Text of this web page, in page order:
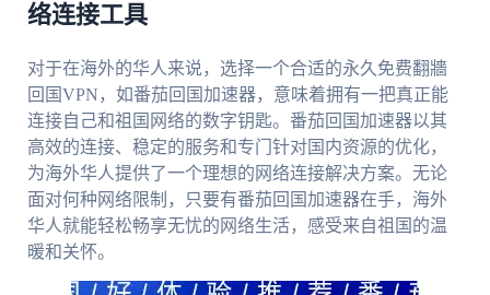
络连接工具
对于在海外的华人来说，选择一个合适的永久免费翻牆
回国VPN，如番茄回国加速器，意味着拥有一把真正能
连接自己和祖国网络的数字钥匙。番茄回国加速器以其
高效的连接、稳定的服务和专门针对国内资源的优化，
为海外华人提供了一个理想的网络连接解决方案。无论
面对何种网络限制，只要有番茄回国加速器在手，海外
华人就能轻松畅享无忧的网络生活，感受来自祖国的温
暖和关怀。